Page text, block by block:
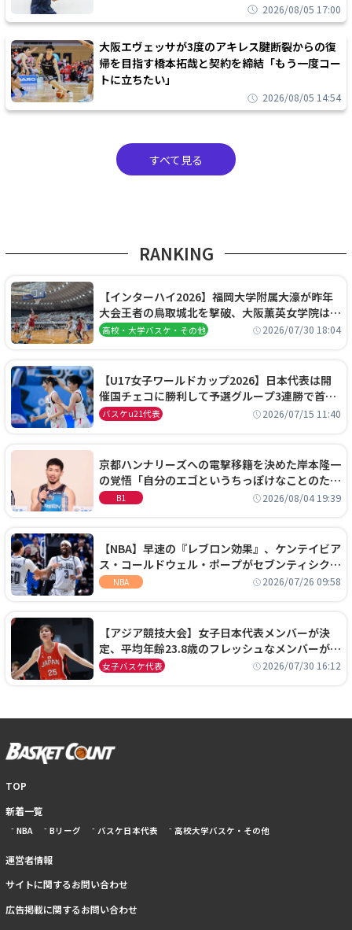
2026/08/05 17:00
大阪エヴェッサが3度のアキレス腱断裂からの復
帰を目指す橋本拓哉と契約を締結「もう一度コー
トに立ちたい」
2026/08/05 14:54
すべて見る
RANKING
【インターハイ2026】福岡大学附属大濠が昨年
大会王者の鳥取城北を撃破、大阪薫英女学院は岐
阜女子に完勝、大会3日目試合結果
高校・大学バスケ・その他 2026/07/30 18:04
【U17女子ワールドカップ2026】日本代表は開
催国チェコに勝利して予選グループ3連勝で首位
通過！準々決勝の相手はエジプトに決定
バスケu21代表 2026/07/15 11:40
京都ハンナリーズへの電撃移籍を決めた岸本隆一
の覚悟「自分のエゴというちっぽけなことのため
に、京都に来たわけではない」
B1 2026/08/04 19:39
【NBA】早速の『レブロン効果』、ケンテイビア
ス・コールドウェル・ポープがセブンティシクサ
ーズに1年契約で加入
NBA 2026/07/26 09:58
【アジア競技大会】女子日本代表メンバーが決
定、平均年齢23.8歳のフレッシュなメンバーが日
本開催の大舞台で頂点を狙う
女子バスケ代表 2026/07/30 16:12
TOP
新着一覧
NBA Bリーグ バスケ日本代表 高校大学バスケ・その他
運営者情報
サイトに関するお問い合わせ
広告掲載に関するお問い合わせ